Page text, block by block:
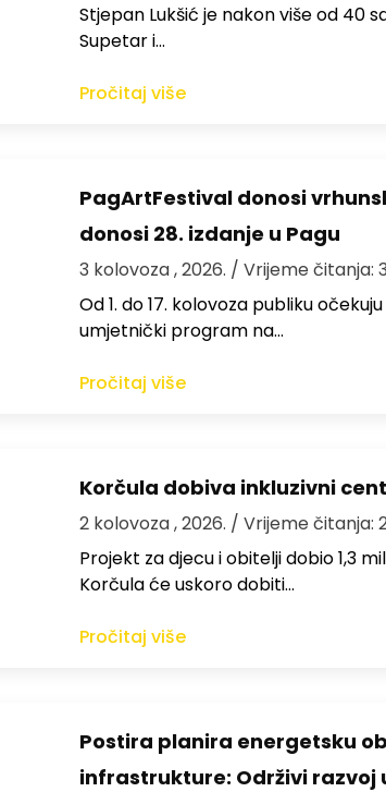
St​jepan Lukšić je nakon više od 40
Supetar i…
Pročitaj više
PagArtFestival donosi
donosi 28. izdanje u Pagu
3 kolovoza , 2026. / Vrijeme čitanja:
Od 1. do 17. kolovoza publiku
umjetnički program na…
Pročitaj više
Korčula dobiva inkluzivni
2 kolovoza , 2026. / Vrijeme čitanja:
Projekt za djecu i obitelji dobio 1,3
Korčula će uskoro dobiti…
Pročitaj više
Postira planira energetsku
infrastrukture: Održivi razvoj